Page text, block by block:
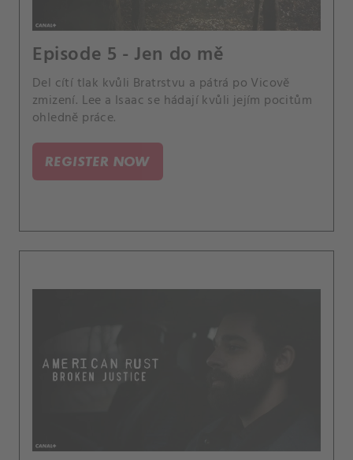
Episode 5 - Jen do mě
Del cítí tlak kvůli Bratrstvu a pátrá po Vicově
zmizení. Lee a Isaac se hádají kvůli jejím pocitům
ohledně práce.
REGISTER NOW